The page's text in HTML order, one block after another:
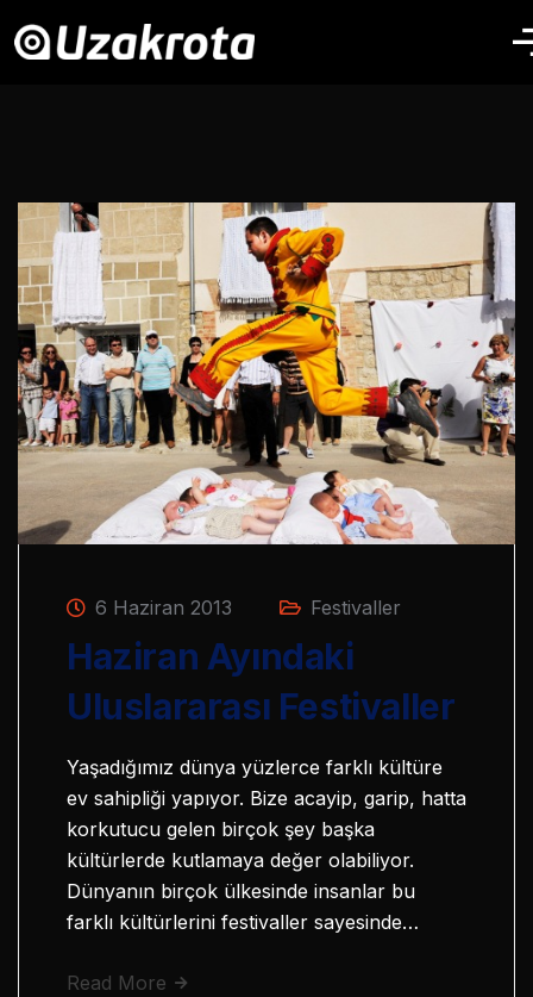
6 Haziran 2013 Festivaller
Haziran Ayındaki
Uluslararası Festivaller
Yaşadığımız dünya yüzlerce farklı kültüre
ev sahipliği yapıyor. Bize acayip, garip, hatta
korkutucu gelen birçok şey başka
kültürlerde kutlamaya değer olabiliyor.
Dünyanın birçok ülkesinde insanlar bu
farklı kültürlerini festivaller sayesinde…
Read More